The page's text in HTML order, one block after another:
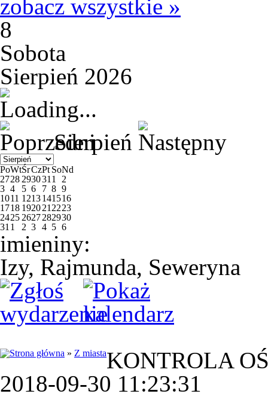
zobacz wszystkie »
8
Sobota
Sierpień 2026
Sierpień
PoWtŚrCzPt SoNd
2728 293031 1
2
3 4 5 6 7 8 9
1011 1213141516
1718 192021 2223
2425 2627282930
31 1 2 3 4 5 6
imieniny:
Izy, Rajmunda, Seweryna
» Z miastaKONTROLA
2018-09-30 11:23:31